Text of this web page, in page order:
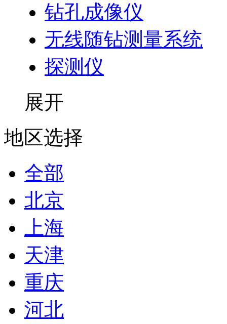
钻孔成像仪
无线随钻测量系统
探测仪
展开
地区选择
全部
北京
上海
天津
重庆
河北